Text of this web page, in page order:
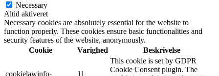
Necessary
Altid aktiveret
Necessary cookies are absolutely essential for the website to
function properly. These cookies ensure basic functionalities and
security features of the website, anonymously.
Cookie
Varighed Beskrivelse
cookielawinfo-
11
This cookie is set by GDPR
Cookie Consent plugin. The